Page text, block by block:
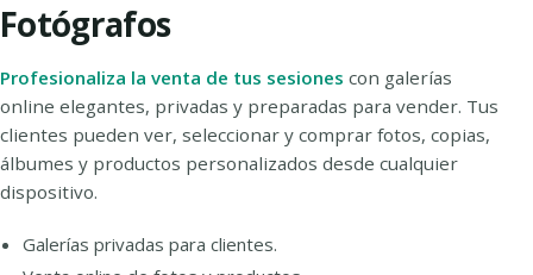
Fotógrafos
Profesionaliza la venta de tus sesiones con galerías
online elegantes, privadas y preparadas para vender. Tus
clientes pueden ver, seleccionar y comprar fotos, copias,
álbumes y productos personalizados desde cualquier
dispositivo.
Galerías privadas para clientes.